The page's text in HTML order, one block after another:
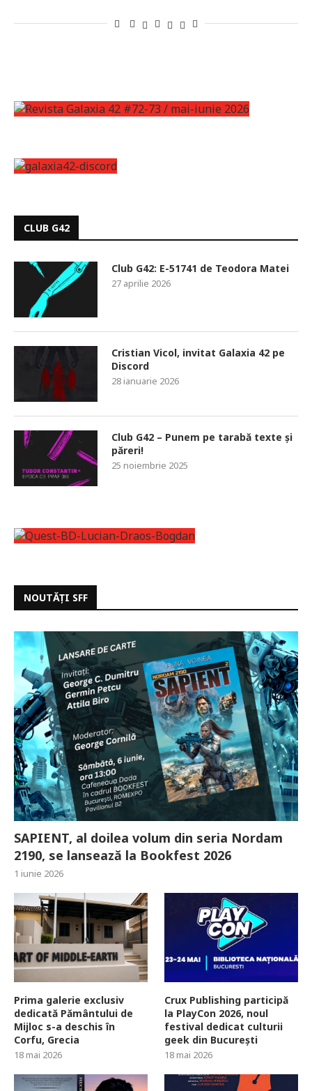
CLUB G42
Club G42: E-51741 de Teodora Matei
27 aprilie 2026
Cristian Vicol, invitat Galaxia 42 pe
Discord
28 ianuarie 2026
Club G42 – Punem pe tarabă texte și
păreri!
25 noiembrie 2025
NOUTĂȚI SFF
SAPIENT, al doilea volum din seria Nordam
2190, se lansează la Bookfest 2026
1 iunie 2026
Prima galerie exclusiv
dedicată Pământului de
Mijloc s-a deschis în
Corfu, Grecia
18 mai 2026
Crux Publishing participă
la PlayCon 2026, noul
festival dedicat culturii
geek din București
18 mai 2026